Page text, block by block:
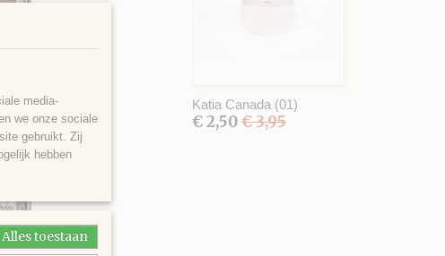
Katia Canada (01)
€ 2,50€ 3,95
media-
we onze sociale
gebruikt. Zij
hebben
Alles toestaan